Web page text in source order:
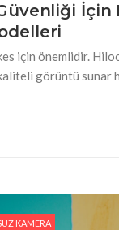
İçin
için önemlidir.
görüntü sunar
KAMERA